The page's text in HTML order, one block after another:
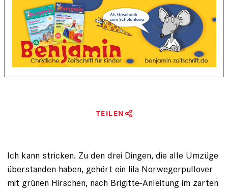
TEILEN
Ich kann stricken. Zu den drei Dingen, die alle Umzüge
überstanden haben, gehört ein lila Norwegerpullover
mit grünen Hirschen, nach Brigitte-Anleitung im zarten